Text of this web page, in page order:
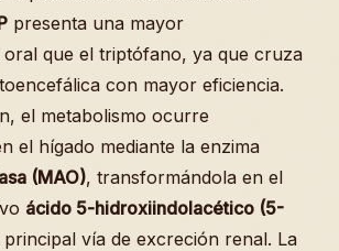
presenta una mayor
oral que el triptófano, ya que cruza
con mayor eficiencia.
el metabolismo ocurre
el hígado mediante la enzima
(MAO), transformándola en el
ácido 5-hidroxiindolacético (5-
principal vía de excreción renal. La